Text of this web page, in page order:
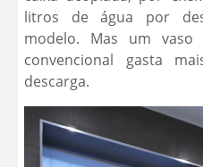
litros de água por
modelo. Mas um vaso
convencional gasta
descarga.